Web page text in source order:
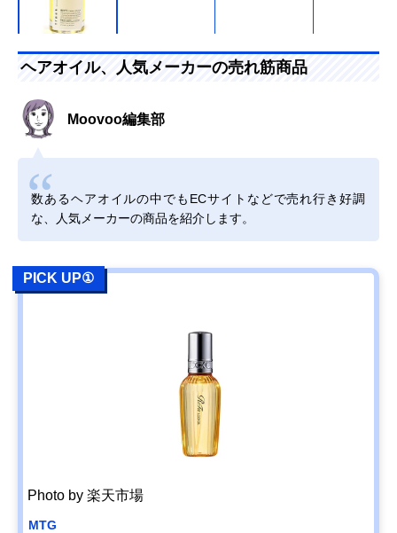
Amazonで見る
イスト 美容液ヘア
オイル
Amazonで見る
オッジィオット セ
髪を洗ったあとに
100ml
ヴィークレア セラ
ティス ナイトリペ
寝ぐせ・うねりが
気になる方におす
Amazonで見る
ウテナ ゆず油 ヘ
クに
LUCIDO-L アルガ
ンオイル ＃EXヘ
軽いつけ心地のサ
Amazonで見る
黒ばら本舗 純椿油
ヘアオイル、人気メーカーの売れ筋商品
Moovoo編集部
数あるヘアオイルの中でもECサイトなどで売れ行き好調
な、人気メーカーの商品を紹介します。
PICK UP①
Photo by 楽天市場
MTG